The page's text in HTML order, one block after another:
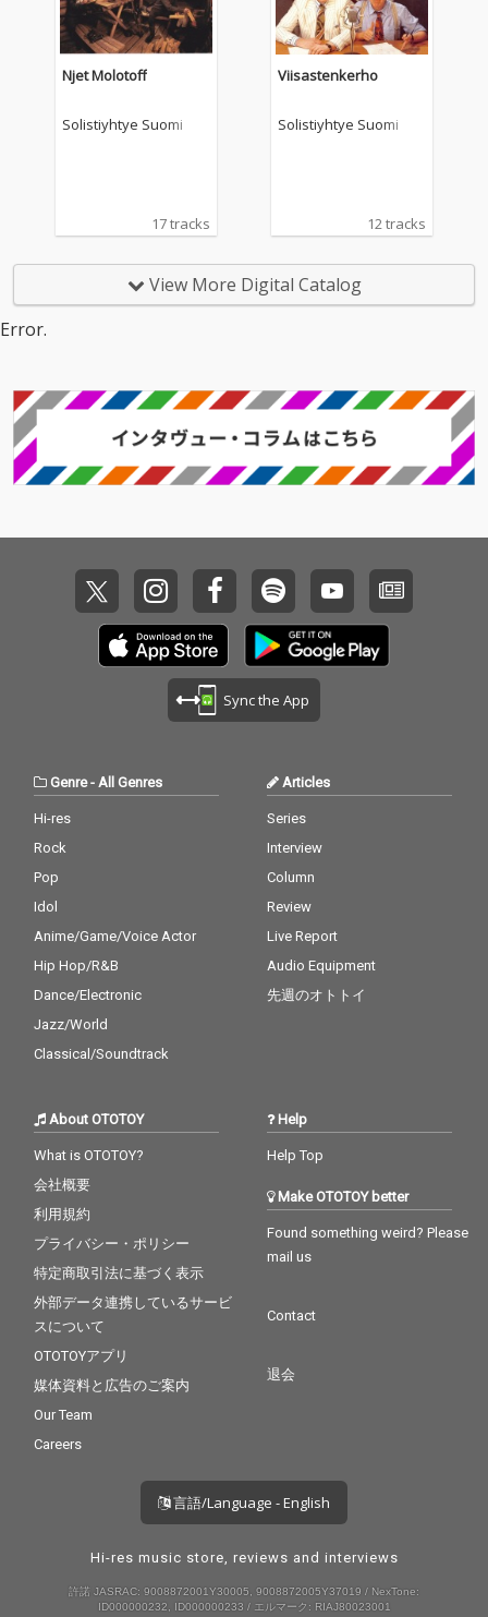
Njet Molotoff
Solistiyhtye Suomi
17 tracks
Viisastenkerho
Solistiyhtye Suomi
12 tracks
View More Digital Catalog
Error.
Sync the App
Genre- All Genres
Hi-res
Rock
Pop
Idol
Anime/Game/Voice Actor
Hip Hop/R&B
Dance/Electronic
Jazz/World
Classical/Soundtrack
Articles
Series
Interview
Column
Review
Live Report
Audio Equipment
先週のオトトイ
About OTOTOY
What is OTOTOY?
会社概要
利用規約
プライバシー・ポリシー
特定商取引法に基づく表示
外部データ連携しているサービ
スについて
OTOTOYアプリ
媒体資料と広告のご案内
Our Team
Careers
Help
Help Top
Make OTOTOY better
Found something weird? Please
mail us
Contact
退会
言語/Language - English
Hi-res music store, reviews and interviews
許諾 JASRAC: 9008872001Y30005, 9008872005Y37019 / NexTone:
ID000000232, ID000000233 / エルマーク: RIAJ80023001